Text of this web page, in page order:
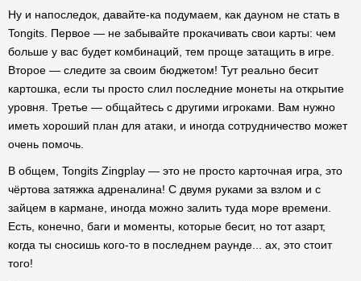
Ну и напоследок, давайте-ка подумаем, как дауном не стать в
Tongits. Первое — не забывайте прокачивать свои карты: чем
больше у вас будет комбинаций, тем проще затащить в игре.
Второе — следите за своим бюджетом! Тут реально бесит
картошка, если ты просто слил последние монеты на открытие
уровня. Третье — общайтесь с другими игроками. Вам нужно
иметь хороший план для атаки, и иногда сотрудничество может
очень помочь.
В общем, Tongits Zingplay — это не просто карточная игра, это
чёртова затяжка адреналина! С двумя руками за взлом и с
зайцем в кармане, иногда можно залить туда море времени.
Есть, конечно, баги и моменты, которые бесит, но тот азарт,
когда ты сносишь кого-то в последнем раунде... ах, это стоит
того!